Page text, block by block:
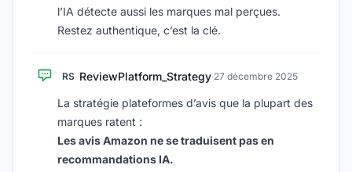
l’IA détecte aussi les marques mal perçues.
Restez authentique, c’est la clé.
RS ReviewPlatform_Strategy·27 décembre 2025
La stratégie plateformes d’avis que la plupart des
marques ratent :
Les avis Amazon ne se traduisent pas en
recommandations IA.